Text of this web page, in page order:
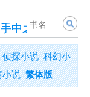
手中之鸟
侦探小说 科幻小
小说 繁体版